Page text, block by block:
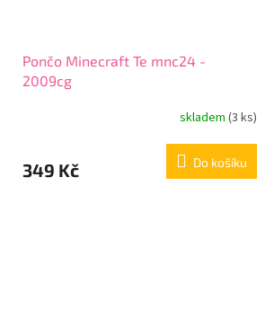
Pončo Minecraft Te mnc24 -
2009cg
skladem (3 ks)
349 Kč Do košíku